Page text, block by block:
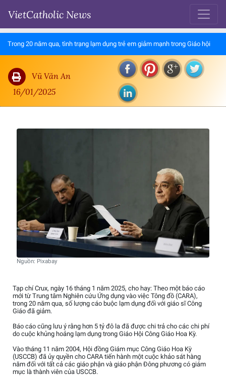
VietCatholic News
Trong 20 năm qua, tình trạng lạm dụng trẻ em giảm mạnh trong Giáo hội
Vũ Văn An
16/01/2025
Nguồn: Pixabay
Tạp chí Crux, ngày 16 tháng 1 năm 2025, cho hay: Theo một báo cáo
mới từ Trung tâm Nghiên cứu Ứng dụng vào việc Tông đồ (CARA),
trong 20 năm qua, số lượng cáo buộc lạm dụng đối với giáo sĩ Công
Giáo đã giảm.
Báo cáo cũng lưu ý rằng hơn 5 tỷ đô la đã được chi trả cho các chi phí
do cuộc khủng hoảng lạm dụng trong Giáo Hội Công Giáo Hoa Kỳ.
Vào tháng 11 năm 2004, Hội đồng Giám mục Công Giáo Hoa Kỳ
(USCCB) đã ủy quyền cho CARA tiến hành một cuộc khảo sát hàng
năm đối với tất cả các giáo phận và giáo phận Đông phương có giám
mục là thành viên của USCCB.